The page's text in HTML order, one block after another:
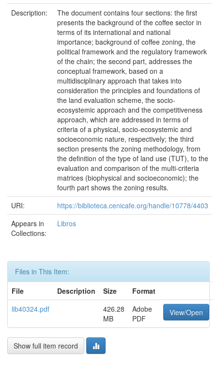
Description:
The document contains four sections: the first
presents the background of the coffee sector in
terms of its international and national
importance; background of coffee zoning, the
political framework and the regulatory framework
of the chain; the second part, addresses the
conceptual framework, based on a
multidisciplinary approach that takes into
consideration the principles and foundations of
the land evaluation scheme, the socio-
ecosystemic approach and the competitiveness
approach, which are addressed in terms of
criteria of a physical, socio-ecosystemic and
socioeconomic nature, respectively; the third
section presents the zoning methodology, from
the definition of the type of land use (TUT), to the
evaluation and comparison of the multi-criteria
matrices (biophysical and socioeconomic); the
fourth part shows the zoning results.
URI:
https://biblioteca.cenicafe.org/handle/10778/4403
Appears in
Collections:
Libros
Files in This Item:
File
Description Size
Format
lib40324.pdf
426.28
MB
Adobe
PDF
View/Open
Show full item record